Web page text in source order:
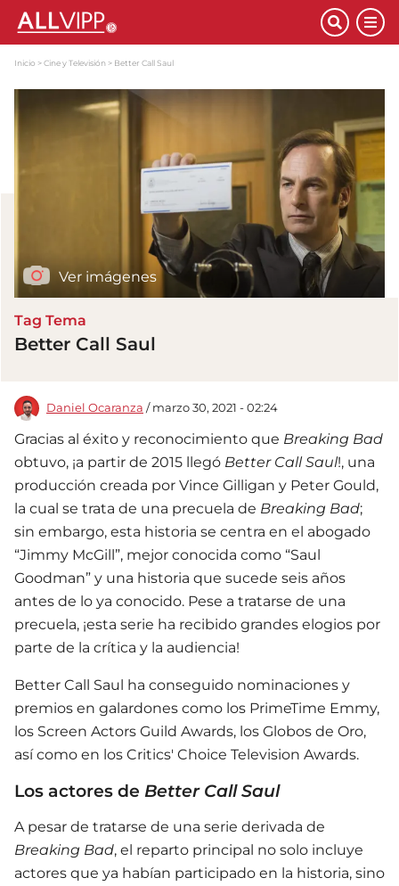
Inicio Cine y Televisión Better Call Saul
Ver imágenes
Tag Tema
Better Call Saul
Daniel Ocaranza / marzo 30, 2021 - 02:24
Gracias al éxito y reconocimiento que Breaking Bad
obtuvo, ¡a partir de 2015 llegó Better Call Saul!, una
producción creada por Vince Gilligan y Peter Gould,
la cual se trata de una precuela de Breaking Bad;
sin embargo, esta historia se centra en el abogado
“Jimmy McGill”, mejor conocida como “Saul
Goodman” y una historia que sucede seis años
antes de lo ya conocido. Pese a tratarse de una
precuela, ¡esta serie ha recibido grandes elogios por
parte de la crítica y la audiencia!
Better Call Saul ha conseguido nominaciones y
premios en galardones como los PrimeTime Emmy,
los Screen Actors Guild Awards, los Globos de Oro,
así como en los Critics' Choice Television Awards.
Los actores de Better Call Saul
A pesar de tratarse de una serie derivada de
Breaking Bad, el reparto principal no solo incluye
actores que ya habían participado en la historia, sino